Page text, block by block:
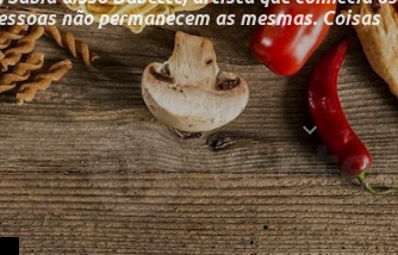
não permanecem as mesmas. Coisas